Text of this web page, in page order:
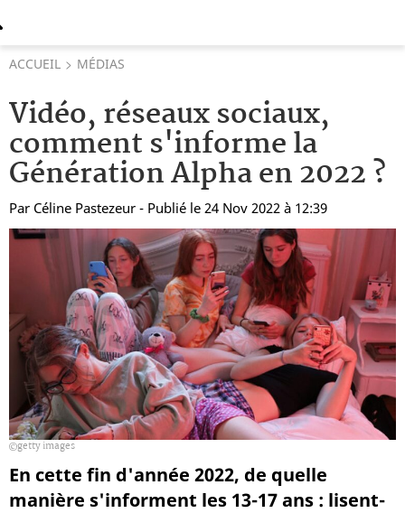
ACCUEIL MÉDIAS
Vidéo, réseaux sociaux,
comment s'informe la
Génération Alpha en 2022 ?
Par Céline Pastezeur - Publié le 24 Nov 2022 à 12:39
getty images
En cette fin d'année 2022, de quelle
manière s'informent les 13-17 ans : lisent-